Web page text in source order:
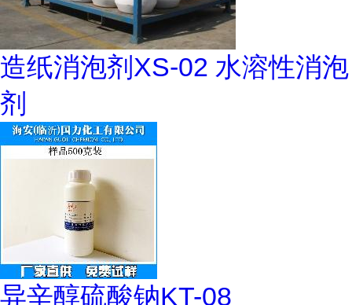
造纸消泡剂XS-02 水溶性消泡
剂
异辛醇硫酸钠KT-08